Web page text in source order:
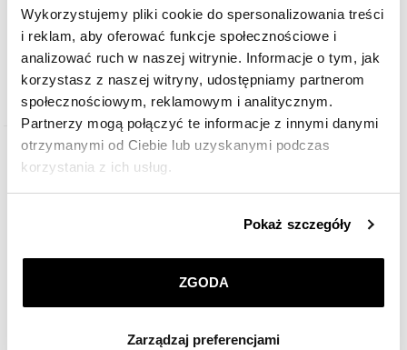
Wykorzystujemy pliki cookie do spersonalizowania treści
i reklam, aby oferować funkcje społecznościowe i
analizować ruch w naszej witrynie. Informacje o tym, jak
korzystasz z naszej witryny, udostępniamy partnerom
społecznościowym, reklamowym i analitycznym.
Partnerzy mogą połączyć te informacje z innymi danymi
otrzymanymi od Ciebie lub uzyskanymi podczas
korzystania z ich usług.
przez nas plików cookie znajdziesz wPolityce
korzystamy. Możesz również wybrać jaki rodzaj plików
Pokaż szczegóły
ZGODA
Zarządzaj preferencjami
169 zł